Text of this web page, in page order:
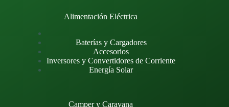
Alimentación Eléctrica
Baterías y Cargadores
Accesorios
Inversores y Convertidores de Corriente
Energía Solar
Camper y Caravana